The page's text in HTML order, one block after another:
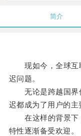
简介
现如今，全球互
迟问题。
无论是跨越国界
迟都成为了用户的主
在这样的背景下
特性逐渐备受欢迎。